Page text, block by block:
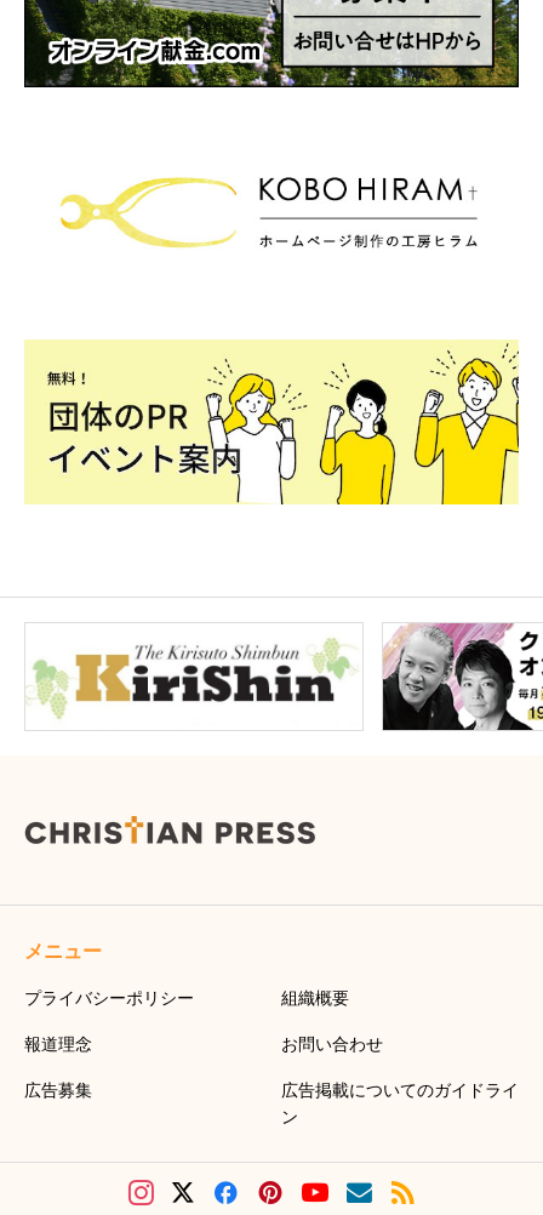
メニュー
プライバシーポリシー 組織概要
報道理念 お問い合わせ
広告募集
広告掲載についてのガイドライ
ン